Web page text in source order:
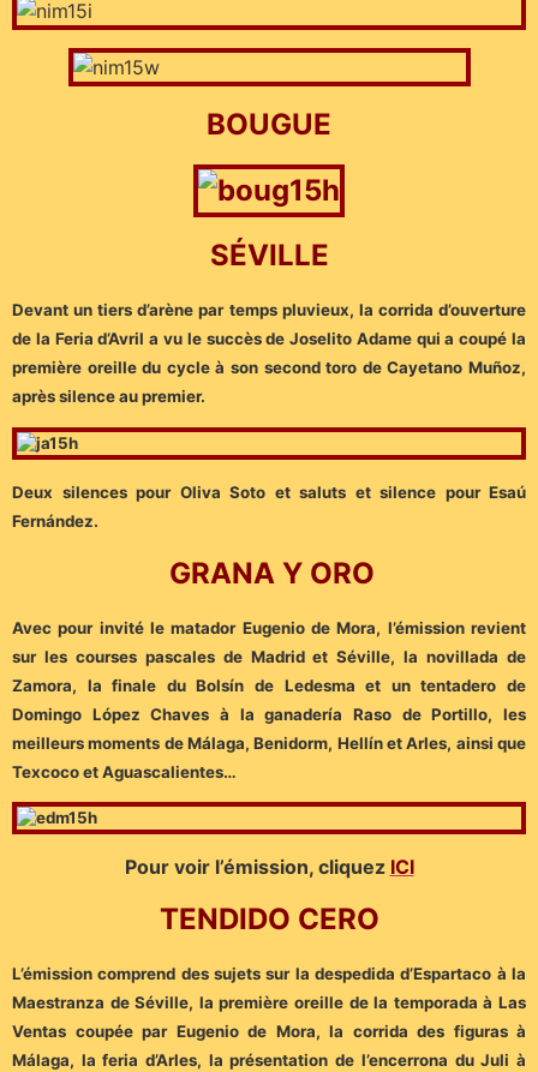
BOUGUE
SÉVILLE
Devant un tiers d’arène par temps pluvieux, la corrida d’ouverture
de la Feria d’Avril a vu le succès de Joselito Adame qui a coupé la
première oreille du cycle à son second toro de Cayetano Muñoz,
après silence au premier.
Deux silences pour Oliva Soto et saluts et silence pour Esaú
Fernández.
GRANA Y ORO
Avec pour invité le matador Eugenio de Mora, l’émission revient
sur les courses pascales de Madrid et Séville, la novillada de
Zamora, la finale du Bolsín de Ledesma et un tentadero de
Domingo López Chaves à la ganadería Raso de Portillo, les
meilleurs moments de Málaga, Benidorm, Hellín et Arles, ainsi que
Texcoco et Aguascalientes…
Pour voir l’émission, cliquez ICI
TENDIDO CERO
L’émission comprend des sujets sur la despedida d’Espartaco à la
Maestranza de Séville, la première oreille de la temporada à Las
Ventas coupée par Eugenio de Mora, la corrida des figuras à
Málaga, la feria d’Arles, la présentation de l’encerrona du Juli à